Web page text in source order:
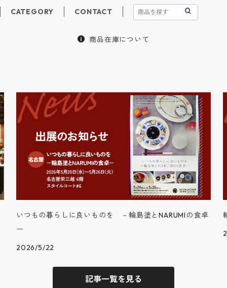
CATEGORY CONTACT
商品在庫について
いつもの暮らしに良いものを －輪島塗とNARUMIの食卓
ー
2026/5/22
記事一覧を見る